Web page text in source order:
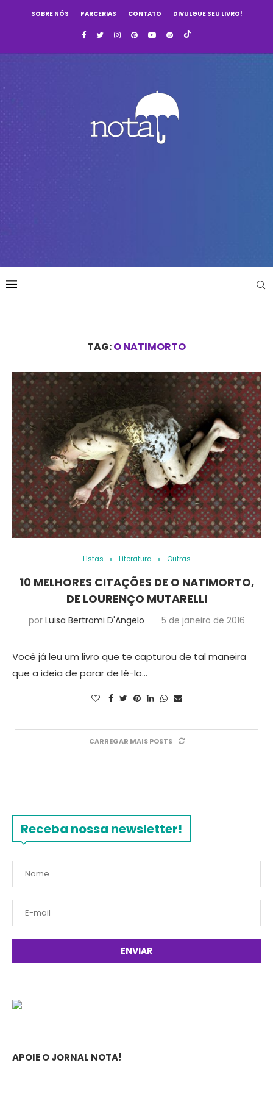
SOBRE NÓS PARCERIAS CONTATO DIVULGUE SEU LIVRO!
TAG:O NATIMORTO
Listas Literatura Outras
10 MELHORES CITAÇÕES DE O NATIMORTO,
DE LOURENÇO MUTARELLI
por Luisa Bertrami D'Angelo 5 de janeiro de 2016
Você já leu um livro que te capturou de tal maneira
que a ideia de parar de lê-lo…
CARREGAR MAIS POSTS
Receba nossa newsletter!
APOIE O JORNAL NOTA!